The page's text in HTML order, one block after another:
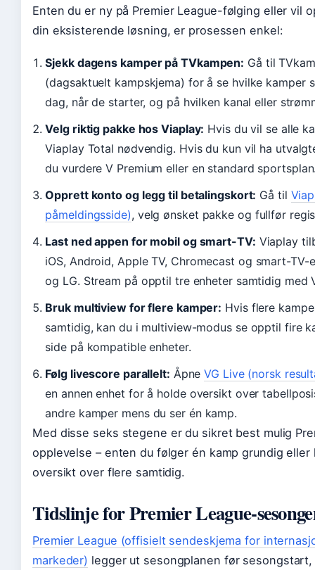
Enten du er ny på Premier League-følging eller vil
din eksisterende løsning, er prosessen enkel:
Sjekk dagens kamper på TVkampen: Gå til
(dagsaktuelt kampskjema) for å se hvilke kamper
dag, når de starter, og på hvilken kanal eller
Velg riktig pakke hos Viaplay: Hvis du vil se alle
Viaplay Total nødvendig. Hvis du kun vil ha
du vurdere V Premium eller en standard
Opprett konto og legg til betalingskort: Gå til
påmeldingsside), velg ønsket pakke og fullfør
Last ned appen for mobil og smart-TV: Viaplay
iOS, Android, Apple TV, Chromecast og smart-TV-
og LG. Stream på opptil tre enheter samtidig med
Bruk multiview for flere kamper: Hvis flere
samtidig, kan du i multiview-modus se opptil fire
side på kompatible enheter.
Følg livescore parallelt: ÅpneVG Live (norsk
en annen enhet for å holde oversikt over
andre kamper mens du ser én kamp.
Med disse seks stegene er du sikret best mulig
opplevelse – enten du følger én kamp grundig eller
oversikt over flere samtidig.
Tidslinje for Premier League-
Premier League (offisielt sendeskjema for
markeder) legger ut sesongplanen før sesongstart,